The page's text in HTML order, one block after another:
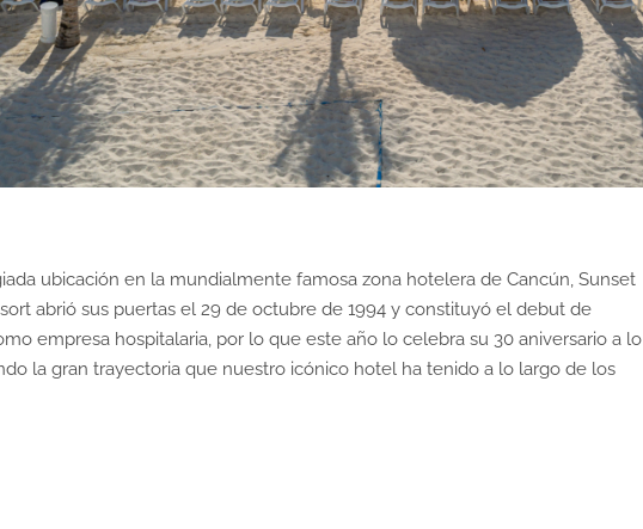
ubicación en la mundialmente famosa zona hotelera de Cancún, Sunset
abrió sus puertas el 29 de octubre de 1994 y constituyó el debut de
empresa hospitalaria, por lo que este año lo celebra su 30 aniversario a lo
la gran trayectoria que nuestro icónico hotel ha tenido a lo largo de los